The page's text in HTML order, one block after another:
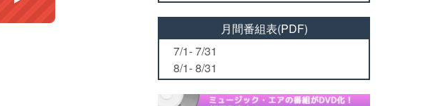
月間番組表(PDF)
7/1- 7/31
8/1- 8/31